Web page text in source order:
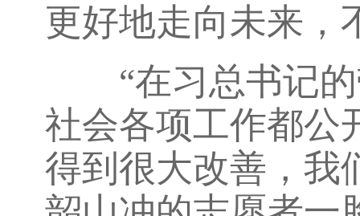
更好地走向未来，
“在习总书记的
社会各项工作都公
得到很大改善，我